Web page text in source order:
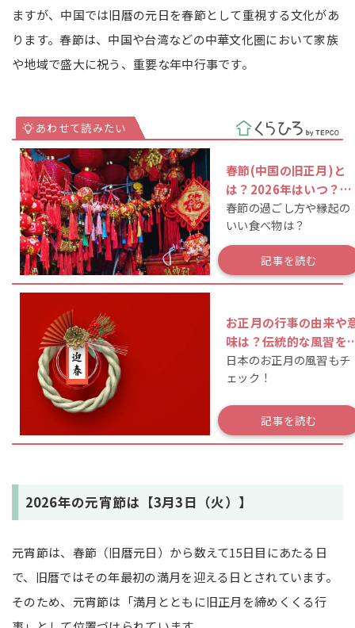
ますが、中国では旧暦の元日を春節として重視する文化があ
ります。春節は、中国や台湾などの中華文化圏において家族
や地域で盛大に祝う、重要な年中行事です。
春節(中国の旧正月)と
は？2026年はいつ？休
暇期間や食べ物を解説
春節の過ごし方や縁起の
いい食べ物は？
記事を読む
お正月の行事の由来や
味は？伝統的な風習を
覧で解説！
日本のお正月の風習もチ
ェック！
記事を読む
2026年の元宵節は【3月3日（火）】
元宵節は、春節（旧暦元日）から数えて15日目にあたる日
で、旧暦ではその年最初の満月を迎える日とされています。
そのため、元宵節は「満月とともに旧正月を締めくくる行